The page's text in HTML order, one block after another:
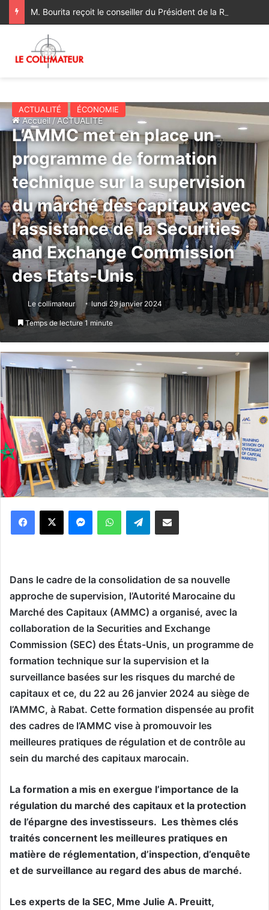
Accueil/ACTUALITÉ
ACTUALITÉ ÉCONOMIE
L’AMMC met en place un
programme de formation
technique sur la supervision
du marché des capitaux avec
l’assistance de la Securities
and Exchange Commission
des Etats-Unis
Le collimateur lundi 29 janvier 2024
Temps de lecture 1 minute
WhatsApp Telegram
Dans le cadre de la consolidation de sa nouvelle
approche de supervision, l’Autorité Marocaine du
Marché des Capitaux (AMMC) a organisé, avec la
collaboration de la Securities and Exchange
Commission (SEC) des États-Unis, un programme de
formation technique sur la supervision et la
surveillance basées sur les risques du marché de
capitaux et ce, du 22 au 26 janvier 2024 au siège de
l’AMMC, à Rabat. Cette formation dispensée au profit
des cadres de l’AMMC vise à promouvoir les
meilleures pratiques de régulation et de contrôle au
sein du marché des capitaux marocain.
La formation a mis en exergue l’importance de la
régulation du marché des capitaux et la protection
de l’épargne des investisseurs. Les thèmes clés
traités concernent les meilleures pratiques en
matière de réglementation, d’inspection, d’enquête
et de surveillance au regard des abus de marché.
Les experts de la SEC, Mme Julie A. Preuitt,